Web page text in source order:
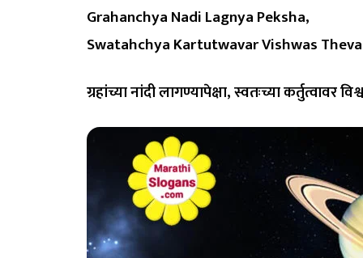
Grahanchya Nadi Lagnya Peksha,
Swatahchya Kartutwavar Vishwas
ग्रहांच्या नांदी लागण्यापेक्षा, स्वतःच्या कर्तुत्वावर